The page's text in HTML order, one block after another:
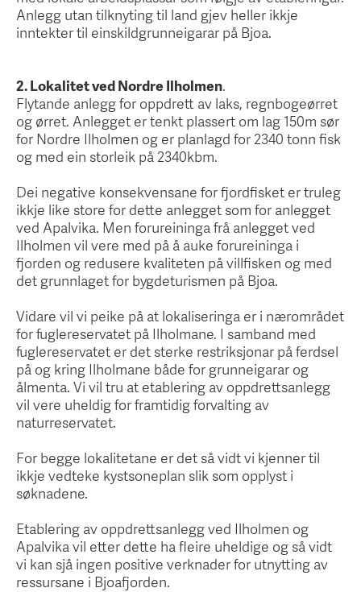
Anlegg utan tilknyting til land gjev heller ikkje
inntekter til einskildgrunneigarar på Bjoa.
2. Lokalitet ved Nordre Ilholmen.
Flytande anlegg for oppdrett av laks, regnbogeørret
og ørret. Anlegget er tenkt plassert om lag 150m sør
for Nordre Ilholmen og er planlagd for 2340 tonn fisk
og med ein storleik på 2340kbm.
Dei negative konsekvensane for fjordfisket er truleg
ikkje like store for dette anlegget som for anlegget
ved Apalvika. Men forureininga frå anlegget ved
Ilholmen vil vere med på å auke forureininga i
fjorden og redusere kvaliteten på villfisken og med
det grunnlaget for bygdeturismen på Bjoa.
Vidare vil vi peike på at lokaliseringa er i nærområdet
for fuglereservatet på Ilholmane. I samband med
fuglereservatet er det sterke restriksjonar på ferdsel
på og kring Ilholmane både for grunneigarar og
ålmenta. Vi vil tru at etablering av oppdrettsanlegg
vil vere uheldig for framtidig forvalting av
naturreservatet.
For begge lokalitetane er det så vidt vi kjenner til
ikkje vedteke kystsoneplan slik som opplyst i
søknadene.
Etablering av oppdrettsanlegg ved Ilholmen og
Apalvika vil etter dette ha fleire uheldige og så vidt
vi kan sjå ingen positive verknader for utnytting av
ressursane i Bjoafjorden.